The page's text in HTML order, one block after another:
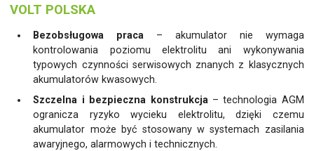
VOLT POLSKA
Bezobsługowa praca – akumulator nie wymaga
kontrolowania poziomu elektrolitu ani wykonywania
typowych czynności serwisowych znanych z klasycznych
akumulatorów kwasowych.
Szczelna i bezpieczna konstrukcja– technologia AGM
ogranicza ryzyko wycieku elektrolitu, dzięki czemu
akumulator może być stosowany w systemach zasilania
awaryjnego, alarmowych i technicznych.